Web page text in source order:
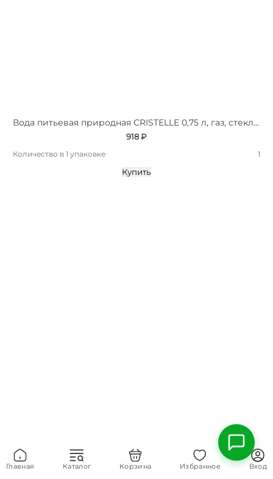
Главная Каталог Корзина Избранное Вход
Вода питьевая природная СRISTELLE 0,75 л, газ, стекло, премиум
918 ₽
Количество в 1 упаковке 1
Купить